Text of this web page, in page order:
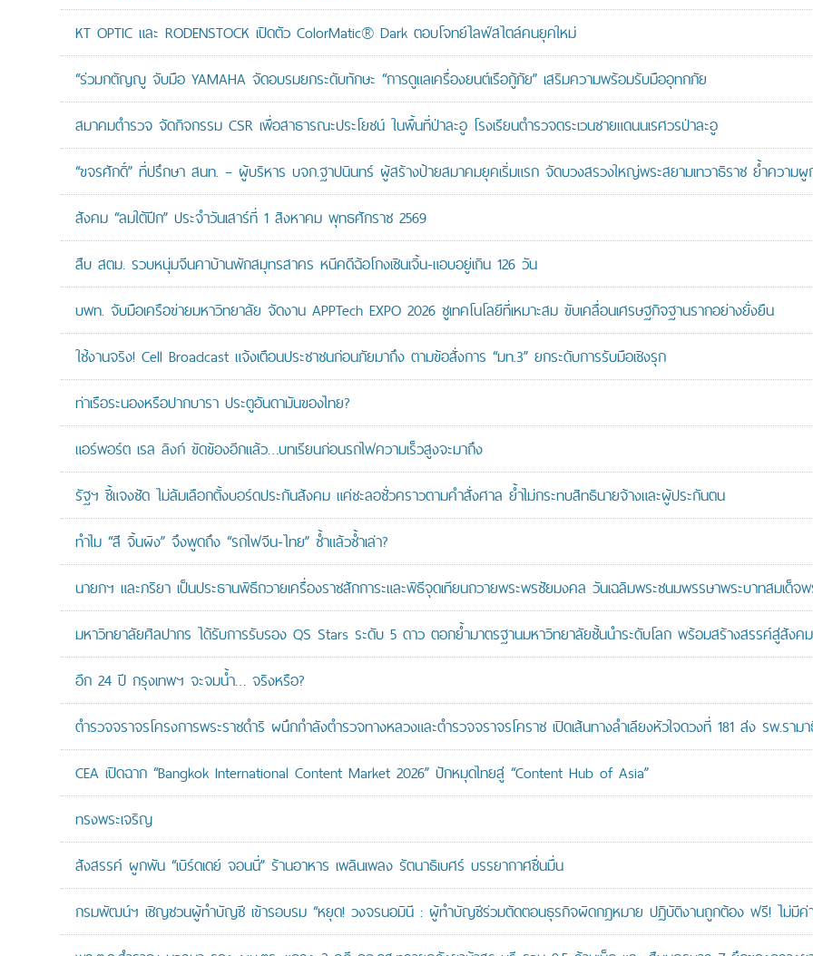
KT OPTIC และ RODENSTOCK เปิดตัว ColorMatic® Dark ตอบโจทย์ไลฟ์สไตล์คนยุคใหม่
“ร่วมกตัญญู จับมือ YAMAHA จัดอบรมยกระดับทักษะ “การดูแลเครื่องยนต์เรือกู้ภัย” เสริมความพร้อมรับมืออุทกภัย
สมาคมตำรวจ จัดกิจกรรม CSR เพื่อสาธารณะประโยชน์ ในพื้นที่ป่าละอู โรงเรียนตำรวจตระเวนชายแดนนเรศวรป่าละอู
“ขจรศักดิ์” ที่ปรึกษา สนท. – ผู้บริหาร บจก.ฐาปนินทร์ ผู้สร้างป้ายสมาคมยุคเริ่มแรก จัดบวงสรวงใหญ่พระสยามเทวาธิราช ย้ำความ
สังคม “ลมใต้ปีก” ประจำวันเสาร์ที่ 1 สิงหาคม พุทธศักราช 2569
สืบ สตม. รวบหนุ่มจีนคาบ้านพักสมุทรสาคร หนีคดีฉ้อโกงเซินเจิ้น-แอบอยู่เกิน 126 วัน
บพท. จับมือเครือข่ายมหาวิทยาลัย จัดงาน APPTech EXPO 2026 ชูเทคโนโลยีที่เหมาะสม ขับเคลื่อนเศรษฐกิจฐานรากอย่างยั่งยืน
ใช้งานจริง! Cell Broadcast แจ้งเตือนประชาชนก่อนภัยมาถึง ตามข้อสั่งการ “มท.3” ยกระดับการรับมือเชิงรุก
ท่าเรือระนองหรือปากบารา ประตูอันดามันของไทย?
แอร์พอร์ต เรล ลิงก์ ขัดข้องอีกแล้ว…บทเรียนก่อนรถไฟความเร็วสูงจะมาถึง
รัฐฯ ชี้แจงชัด ไม่ล้มเลือกตั้งบอร์ดประกันสังคม แค่ชะลอชั่วคราวตามคำสั่งศาล ย้ำไม่กระทบสิทธินายจ้างและผู้ประกันตน
ทำไม “สี จิ้นผิง” จึงพูดถึง “รถไฟจีน-ไทย” ซ้ำแล้วซ้ำเล่า?
นายกฯ และภริยา เป็นประธานพิธีถวายเครื่องราชสักการะและพิธีจุดเทียนถวายพระพรชัยมงคล วันเฉลิมพระชนมพรรษาพระบาทสมเด็จพ
มหาวิทยาลัยศิลปากร ได้รับการรับรอง QS Stars ระดับ 5 ดาว ตอกย้ำมาตรฐานมหาวิทยาลัยชั้นนำระดับโลก พร้อมสร้างสรรค์สู่สังค
อีก 24 ปี กรุงเทพฯ จะจมน้ำ… จริงหรือ?
ตำรวจจราจรโครงการพระราชดำริ ผนึกกำลังตำรวจทางหลวงและตำรวจจราจรโคราช เปิดเส้นทางลำเลียงหัวใจดวงที่ 181 ส่ง รพ.ราม
CEA เปิดฉาก “Bangkok International Content Market 2026” ปักหมุดไทยสู่ “Content Hub of Asia”
ทรงพระเจริญ
สังสรรค์ ผูกพัน “เบิร์ดเดย์ จอนนี่” ร้านอาหาร เพลินเพลง รัตนาธิเบศร์ บรรยากาศชื่นมื่น
กรมพัฒน์ฯ เชิญชวนผู้ทำบัญชี เข้ารอบรม “หยุด! วงจรนอมินี : ผู้ทำบัญชีร่วมตัดตอนธุรกิจผิดกฎหมาย ปฏิบัติงานถูกต้อง ฟรี! ไม่มีค่า